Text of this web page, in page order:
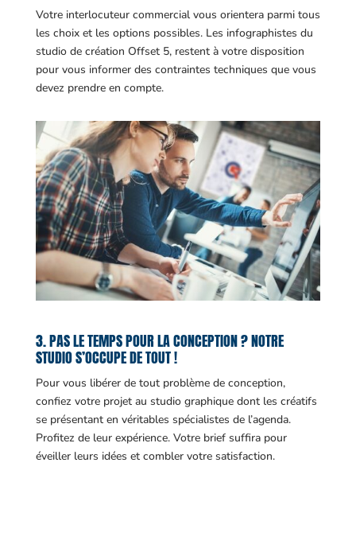
Votre interlocuteur commercial vous orientera parmi tous
les choix et les options possibles. Les infographistes du
studio de création Offset 5, restent à votre disposition
pour vous informer des contraintes techniques que vous
devez prendre en compte.
3. PAS LE TEMPS POUR LA CONCEPTION ? NOTRE
STUDIO S’OCCUPE DE TOUT !
Pour vous libérer de tout problème de conception,
confiez votre projet au studio graphique dont les créatifs
se présentant en véritables spécialistes de l’agenda.
Profitez de leur expérience. Votre brief suffira pour
éveiller leurs idées et combler votre satisfaction.